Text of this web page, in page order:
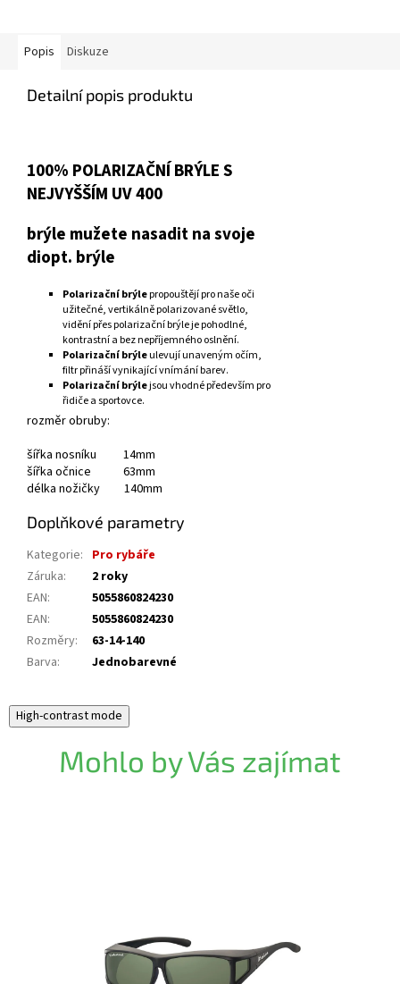
Popis Diskuze
Detailní popis produktu
100% POLARIZAČNÍ BRÝLE S
NEJVYŠŠÍM UV 400
brýle mužete nasadit na svoje
diopt. brýle
Polarizační brýlepropouštějí pro naše oči
užitečné, vertikálně polarizované světlo,
vidění přes polarizační brýle je pohodlné,
kontrastní a bez nepříjemného oslnění.
Polarizační brýleulevují unaveným očím,
filtr přináší vynikající vnímání barev.
Polarizační brýlejsou vhodné především pro
řidiče a sportovce.
rozměr obruby:
šířka nosníku 14mm
šířka očnice 63mm
délka nožičky 140mm
Doplňkové parametry
Kategorie: Pro rybáře
Záruka:
2 roky
EAN:
5055860824230
EAN:
5055860824230
Rozměry:
63-14-140
Barva: Jednobarevné
High-contrast mode
Mohlo by Vás zajímat